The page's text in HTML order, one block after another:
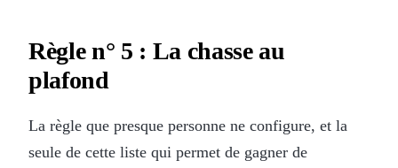
Règle n° 5 : La chasse au
plafond
La règle que presque personne ne configure, et la
seule de cette liste qui permet de gagner de